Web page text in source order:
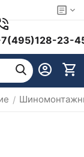
23-
/